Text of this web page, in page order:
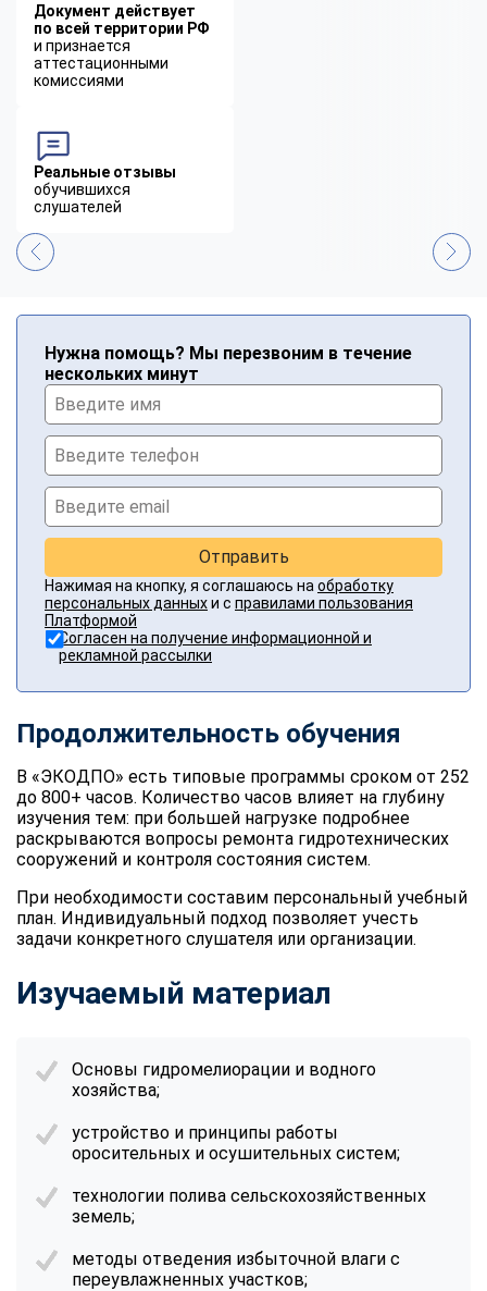
Документ действует
по всей территории РФ
и признается
аттестационными
комиссиями
Реальные отзывы
обучившихся
слушателей
Нужна помощь? Мы перезвоним в течение
нескольких минут
Отправить
Нажимая на кнопку, я соглашаюсь на обработку
персональных данныхи с правилами пользования
Платформой
Согласен на получение информационной и
рекламной рассылки
Продолжительность обучения
В «ЭКОДПО» есть типовые программы сроком от 252
до 800+ часов. Количество часов влияет на глубину
изучения тем: при большей нагрузке подробнее
раскрываются вопросы ремонта гидротехнических
сооружений и контроля состояния систем.
При необходимости составим персональный учебный
план. Индивидуальный подход позволяет учесть
задачи конкретного слушателя или организации.
Изучаемый материал
Основы гидромелиорации и водного
хозяйства;
устройство и принципы работы
оросительных и осушительных систем;
технологии полива сельскохозяйственных
земель;
методы отведения избыточной влаги с
переувлажненных участков;